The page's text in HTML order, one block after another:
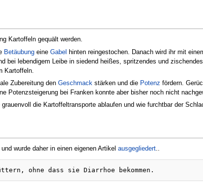
Kartoffeln gequält werden.
Betäubung eine Gabel hinten reingestochen. Danach wird ihr mit
bei lebendigem Leibe in siedend heißes, spritzendes und
Kartoffeln.
Zubereitung den Geschmack stärken und die Potenz fördern.
Potenzsteigerung bei Franken konnte aber bisher noch nicht
die Kartoffeltransporte ablaufen und wie furchtbar der
und wurde daher in einen eigenen Artikel ausgegliedert..